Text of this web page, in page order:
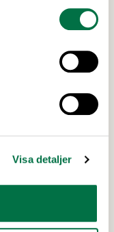
Visa detaljer
2026
för våra
reserverad
nu tillgänglig